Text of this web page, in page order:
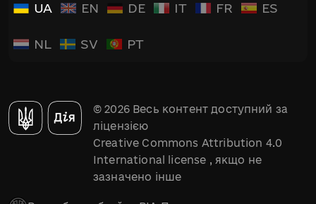
UA EN DE IT FR ES
NL SV PT
© 2026 Весь контент доступний за
ліцензією
Creative Commons Attribution 4.0
International license , якщо не
зазначено інше